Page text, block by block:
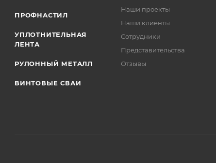
ПРОФНАСТИЛ
УПЛОТНИТЕЛЬНАЯ
ЛЕНТА
РУЛОННЫЙ МЕТАЛЛ
ВИНТОВЫЕ СВАИ
Наши проекты
Наши клиенты
Сотрудники
Представительства
Отзывы